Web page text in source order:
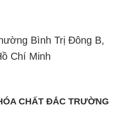
Bình Trị Đông B,
Chí Minh
CHẤT ĐẮC TRƯỜNG